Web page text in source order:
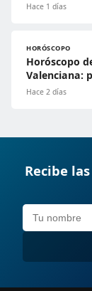
Hace 1 días
HORÓSCOPO
Horóscopo
Valenciana:
Hace 2 días
Recibe